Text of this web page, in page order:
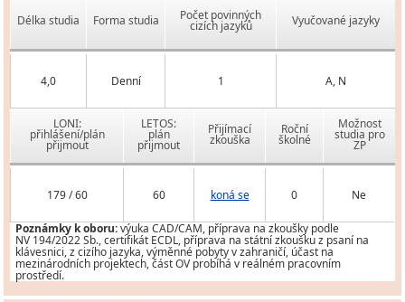
Délka studia Forma studia Počet povinných
cizích jazyků Vyučované jazyky
4,0 Denní 1 A, N
LONI:
přihlášení/plán
přijmout
LETOS:
plán
přijmout
Přijímací
zkouška
Roční
školné
Možnost
studia pro
ZP
179 / 60 60 koná se 0 Ne
Poznámky k oboru:výuka CAD/CAM, příprava na zkoušky podle
NV 194/2022 Sb., certifikát ECDL, příprava na státní zkoušku z psaní na
klávesnici, z cizího jazyka, výměnné pobyty v zahraničí, účast na
mezinárodních projektech, část OV probíhá v reálném pracovním
prostředí.